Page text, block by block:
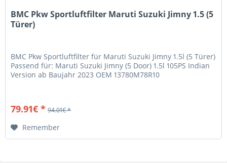
BMC Pkw Sportluftfilter Maruti Suzuki Jimny 1.5 (5
Türer)
BMC Pkw Sportluftfilter für Maruti Suzuki Jimny 1.5l (5 Türer)
Passend für: Maruti Suzuki Jimny (5 Door) 1.5l 105PS Indian
Version ab Baujahr 2023 OEM 13780M78R10
79.91€ * 94.01€ *
Remember